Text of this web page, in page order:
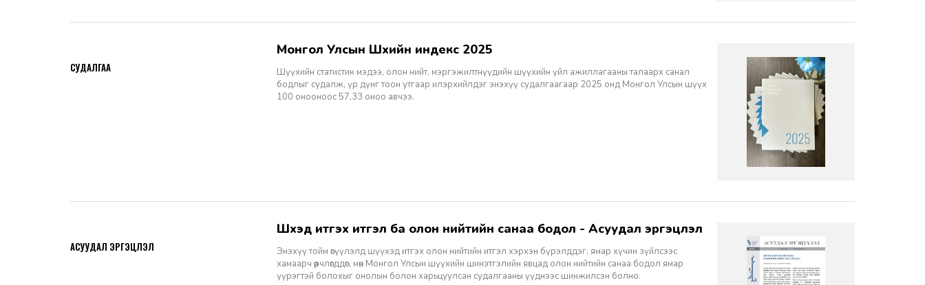
Монгол Улсын Шүүхийн индекс 2025
Шүүхийн статистик мэдээ, олон нийт, мэргэжилтнүүдийн шүүхийн үйл ажиллагааны талаарх санал
бодлыг судалж, үр дүнг тоон утгаар илэрхийлдэг энэхүү судалгаагаар 2025 онд Монгол Улсын шүүх
100 онооноос 57,33 оноо авчээ.
СУДАЛГАА
Шүүхэд итгэх итгэл ба олон нийтийн санаа бодол - Асуудал эргэцүүлэл
Энэхүү тойм өгүүлэлд шүүхэд итгэх олон нийтийн итгэл хэрхэн бүрэлддэг, ямар хүчин зүйлсээс
хамаарч өөрчлөгддөг, мөн Монгол Улсын шүүхийн шинэтгэлийн явцад олон нийтийн санаа бодол ямар
үүрэгтэй болохыг онолын болон харьцуулсан судалгааны үүднээс шинжилсэн болно.
АСУУДАЛ ЭРГЭЦҮҮЛЭЛ